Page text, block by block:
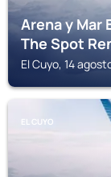
Arena y Mar
The Spot
El Cuyo, 14
EL CUYO